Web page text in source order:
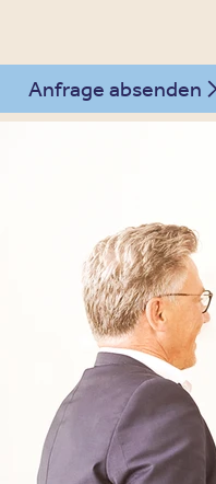
Anfrage absenden
Informationen
Für Patienten
Für Zuweiser
Für Angehörige
Über Oberberg
Krankheitsbilder & Therapien